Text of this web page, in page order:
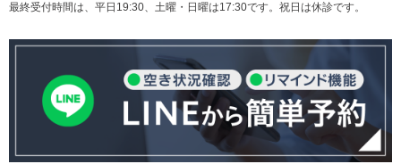
最終受付時間は、平日19:30、土曜・日曜は17:30です。祝日は休診です。